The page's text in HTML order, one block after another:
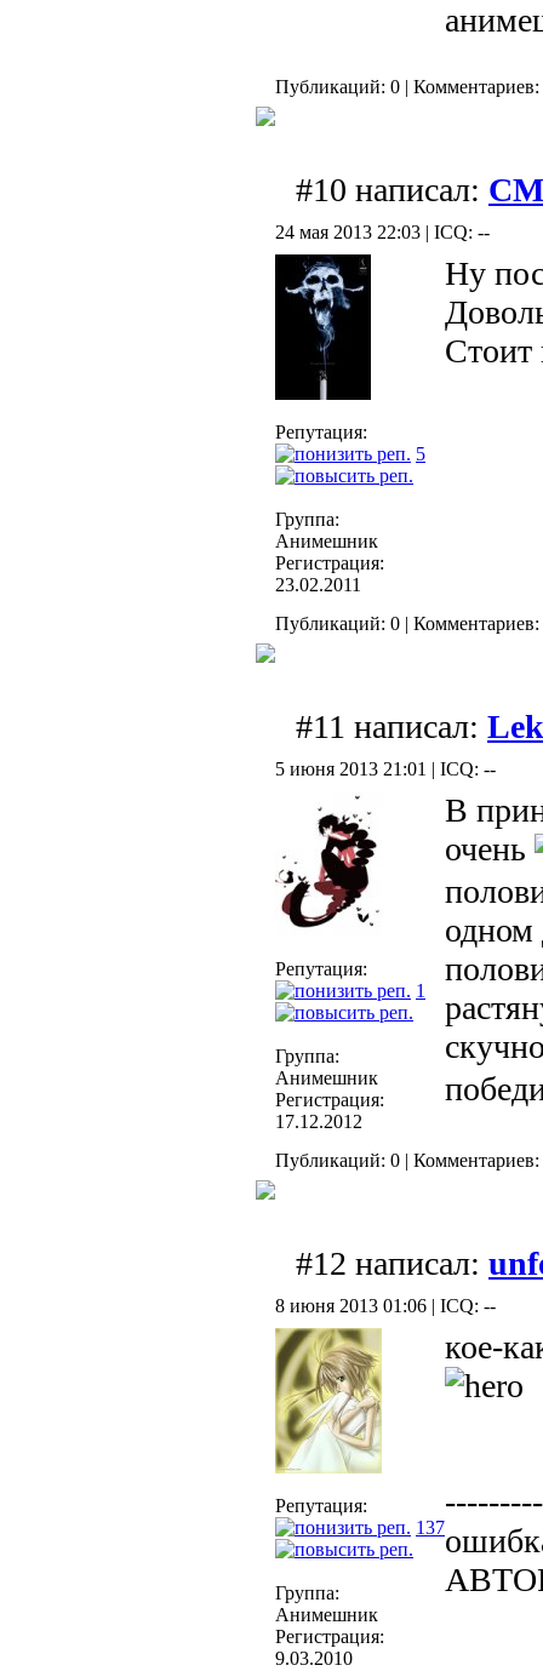
Публикаций: 0 | Комментариев:
#10 написал:
24 мая 2013 22:03 | ICQ: --
Репутация:
5
Группа:
Анимешник
Регистрация:
23.02.2011
Ну
Стоит
Публикаций: 0 | Комментариев:
#11 написал:
5 июня 2013 21:01 | ICQ: --
Репутация:
1
Группа:
Анимешник
Регистрация:
17.12.2012
В
очень
одном
Публикаций: 0 | Комментариев:
#12 написал:
8 июня 2013 01:06 | ICQ: --
Репутация:
137
Группа:
Анимешник
Регистрация:
9.03.2010
кое-